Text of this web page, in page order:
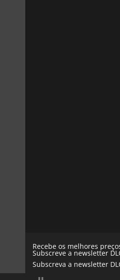
Recebe os melhores
Subscreve a newsletter
Subscreva a newsletter